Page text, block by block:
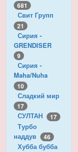
681
Свит Групп
21
Сирия -
GRENDISER
9
Сирия -
Maha/Nuha
10
Сладкий мир
17
СУЛТАН 17
Турбо
наддув
46
Хубба бубба